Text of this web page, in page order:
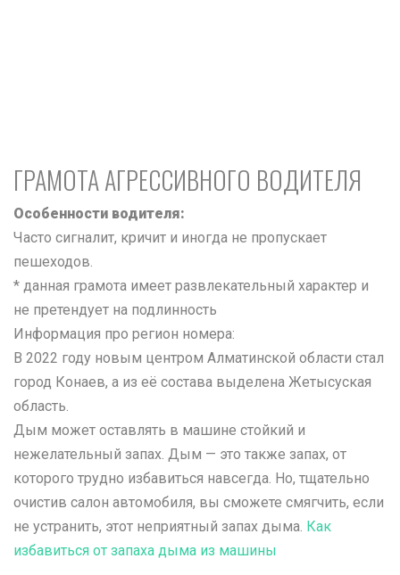
ГРАМОТА АГРЕССИВНОГО ВОДИТЕЛЯ
Особенности водителя:
Часто сигналит, кричит и иногда не пропускает
пешеходов.
* данная грамота имеет развлекательный характер и
не претендует на подлинность
Информация про регион номера:
В 2022 году новым центром Алматинской области стал
город Конаев, а из её состава выделена Жетысуская
область.
Дым может оставлять в машине стойкий и
нежелательный запах. Дым — это также запах, от
которого трудно избавиться навсегда. Но, тщательно
очистив салон автомобиля, вы сможете смягчить, если
не устранить, этот неприятный запах дыма. Как
избавиться от запаха дыма из машины